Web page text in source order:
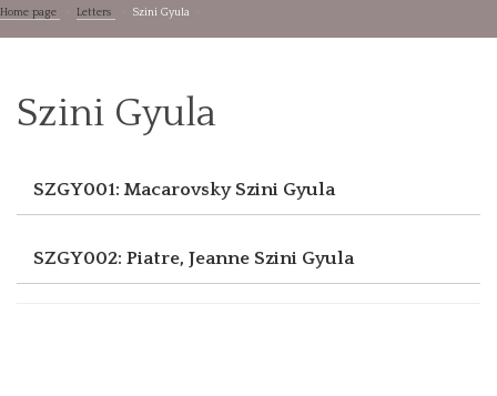
Home page Letters Szini Gyula
Szini Gyula
SZGY001: MacarovskySzini Gyula
SZGY002: Piatre, Jeanne Szini Gyula